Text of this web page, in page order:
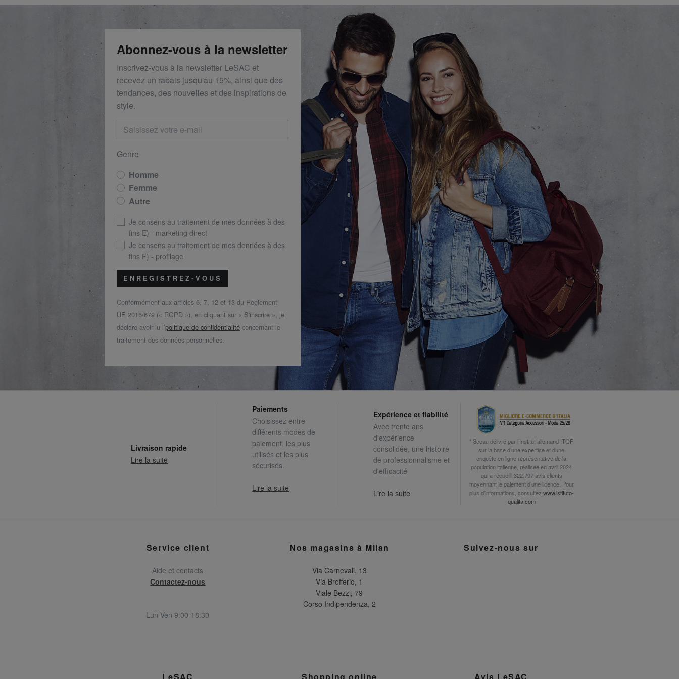
Abonnez-vous à la newsletter
Inscrivez-vous à la newsletter LeSAC et
recevez un rabais jusqu'au 15%, ainsi que des
tendances, des nouvelles et des inspirations de
style.
Genre
Homme
Femme
Autre
Je consens au traitement de mes données à des
fins E) - marketing direct
Je consens au traitement de mes données à des
fins F) - profilage
ENREGISTREZ-VOUS
Conformément aux articles 6, 7, 12 et 13 du Règlement
UE 2016/679 (« RGPD »), en cliquant sur « S'inscrire », je
déclare avoir lu l’politique de confidentialité concernant le
traitement des données personnelles.
Livraison rapide
Lire la suite
Paiements
Choisissez entre
différents modes de
paiement, les plus
utilisés et les plus
sécurisés.
Lire la suite
Expérience et fiabilité
Avec trente ans
d'expérience
consolidée, une histoire
de professionnalisme et
d'efficacité
Lire la suite
* Sceau délivré par l’Institut allemand ITQF
sur la base d’une expertise et dune
enquête en ligne représentative de la
population italienne, réalisée en avril 2024
qui a recueilli 322.797 avis clients
moyennant le paiement d’une licence. Pour
plus d’informations, consultez www.istituto-
qualita.com
Service client
Aide et contacts
Contactez-nous
Lun-Ven 9:00-18:30
Nos magasins à Milan
Via Carnevali, 13
Via Brofferio, 1
Viale Bezzi, 79
Corso Indipendenza, 2
Suivez-nous sur
LeSAC Shopping online Avis LeSAC